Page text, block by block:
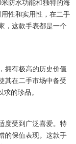
防水功能和独特的海
性和实用性，在二手
，这款手表都是一个
有极高的历史价值
其在二手市场中备受
的珍品。
受到广泛喜爱。特
的保值表现。这款手